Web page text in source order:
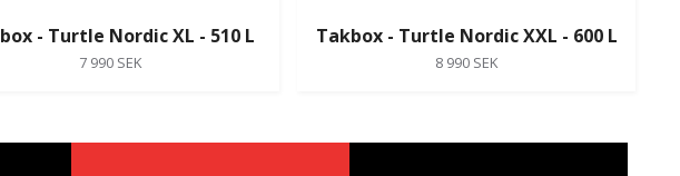
- Turtle Nordic XL - 510 L
7 990 SEK
Takbox - Turtle Nordic XXL - 600 L
8 990 SEK